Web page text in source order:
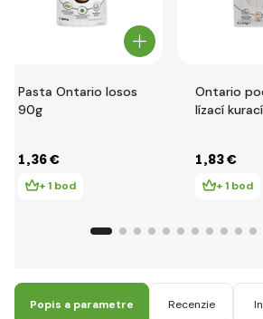
Pasta Ontario losos
90g
1,36 €
+ 1 bod
Ontario
lízací
1,83 €
+ 1 bod
Popis a parametre Recenzie